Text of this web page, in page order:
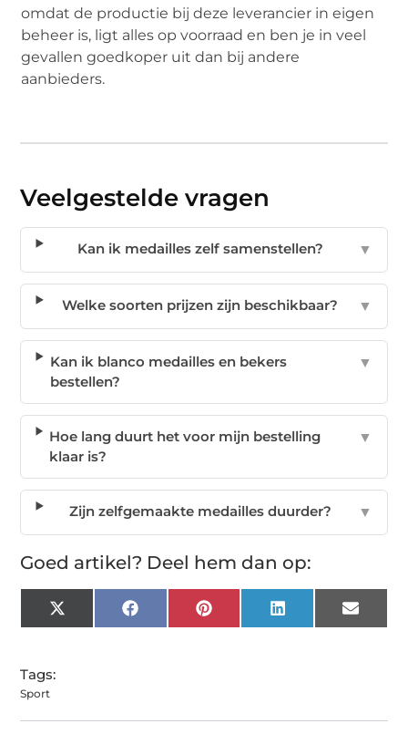
omdat de productie bij deze leverancier in eigen
beheer is, ligt alles op voorraad en ben je in veel
gevallen goedkoper uit dan bij andere
aanbieders.
Veelgestelde vragen
Kan ik medailles zelf samenstellen? ▼
Welke soorten prijzen zijn beschikbaar? ▼
Kan ik blanco medailles en bekers
bestellen?
▼
Hoe lang duurt het voor mijn bestelling
klaar is?
▼
Zijn zelfgemaakte medailles duurder? ▼
Goed artikel? Deel hem dan op:
X
(Twitter)
FacebookPinterest LinkedIn Email
Tags:
Sport